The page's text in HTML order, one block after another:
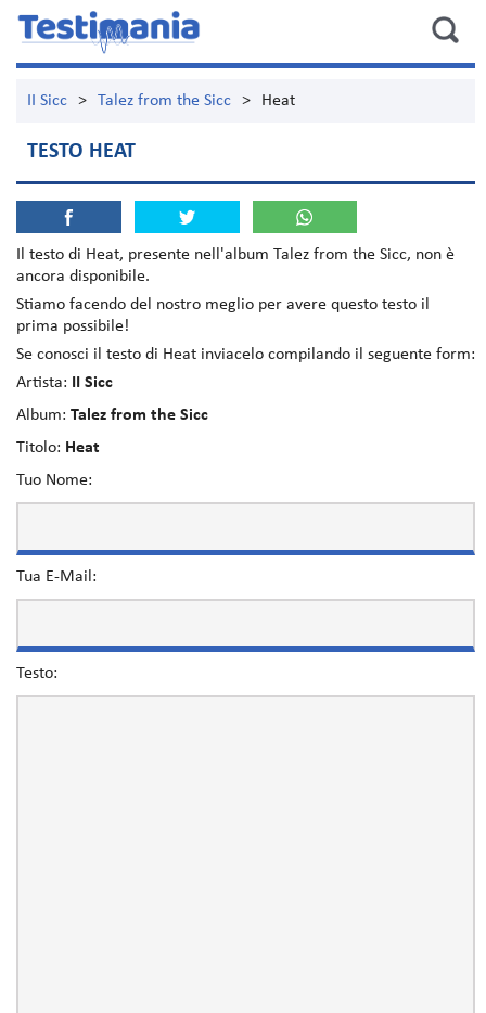
II Sicc > Talez from the Sicc > Heat
TESTO HEAT
Il testo di Heat, presente nell'album Talez from the Sicc, non è
ancora disponibile.
Stiamo facendo del nostro meglio per avere questo testo il
prima possibile!
Se conosci il testo di Heat inviacelo compilando il seguente form:
Artista:
II Sicc
Album: Talez from the Sicc
Titolo: Heat
Tuo Nome:
Tua E-Mail:
Testo: